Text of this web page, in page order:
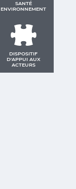
SANTÉ
ENVIRONNEMENT
DISPOSITIF
D'APPUI AUX
ACTEURS
Martin, Saint